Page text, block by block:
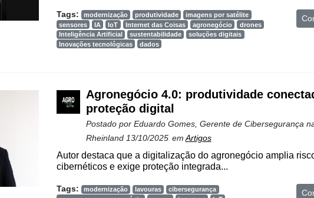
Tags: modernização produtividade
imagens por satélite
sensores
IA IoT Internet das Coisas agronegócio
drones
Inteligência Artificial
sustentabilidade
soluções digitais
Inovações tecnológicas
dados
Agronegócio 4.0: produtividade
proteção digital
Postado por Eduardo Gomes, Gerente de Cibersegurança
Rheinland 13/10/2025 emArtigos
Autor destaca que a digitalização do agronegócio amplia
cibernéticos e exige proteção integrada...
Tags: modernização lavouras
cibersegurança